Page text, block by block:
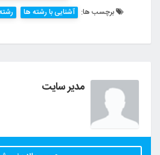
برچسب ها: آشنایی با رشته ها
مدیر سایت